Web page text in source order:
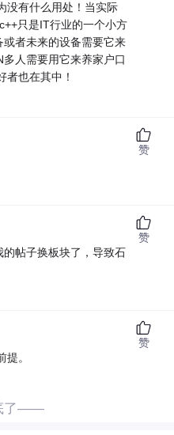
没有什么用处！当实际
只是IT行业的一个小方
者未来的设备需要它来
人需要用它来养家户口
者也在其中！
赞
帖子换板块了，导致石
赞
。
赞
了——